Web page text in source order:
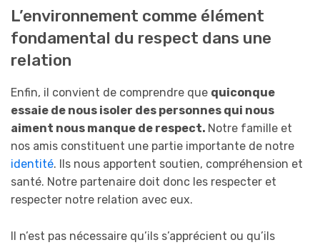
L’environnement comme élément
fondamental du respect dans une
relation
Enfin, il convient de comprendre que quiconque
essaie de nous isoler des personnes qui nous
aiment nous manque de respect. Notre famille et
nos amis constituent une partie importante de notre
identité. Ils nous apportent soutien, compréhension et
santé. Notre partenaire doit donc les respecter et
respecter notre relation avec eux.
Il n’est pas nécessaire qu’ils s’apprécient ou qu’ils